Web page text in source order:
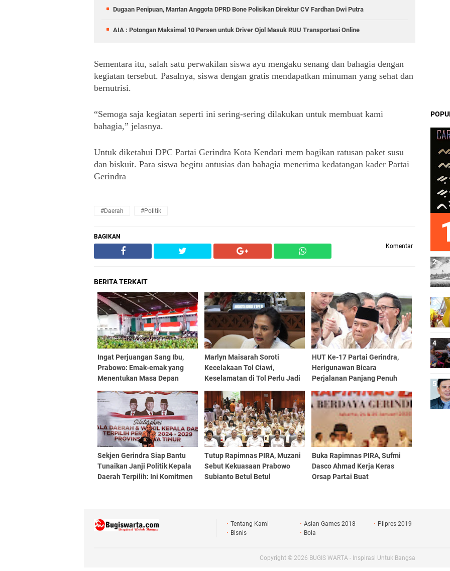
Dugaan Penipuan, Mantan Anggota DPRD Bone Polisikan Direktur CV Fardhan Dwi Putra
AIA : Potongan Maksimal 10 Persen untuk Driver Ojol Masuk RUU Transportasi Online
Sementara itu, salah satu perwakilan siswa ayu mengaku senang dan bahagia dengan
kegiatan tersebut. Pasalnya, siswa dengan gratis mendapatkan minuman yang sehat dan
bernutrisi.
“Semoga saja kegiatan seperti ini sering-sering dilakukan untuk membuat kami
bahagia,” jelasnya.
Untuk diketahui DPC Partai Gerindra Kota Kendari mem bagikan ratusan paket susu
dan biskuit. Para siswa begitu antusias dan bahagia menerima kedatangan kader Partai
Gerindra
#Daerah #Politik
BAGIKAN
Komentar
BERITA TERKAIT
Ingat Perjuangan Sang Ibu,
Prabowo: Emak-emak yang
Menentukan Masa Depan
Marlyn Maisarah Soroti
Kecelakaan Tol Ciawi,
Keselamatan di Tol Perlu Jadi
HUT Ke-17 Partai Gerindra,
Herigunawan Bicara
Perjalanan Panjang Penuh
Dedikasi Tanpa Henti
Sekjen Gerindra Siap Bantu
Tunaikan Janji Politik Kepala
Daerah Terpilih: Ini Komitmen
Tutup Rapimnas PIRA, Muzani
Sebut Kekuasaan Prabowo
Subianto Betul Betul
Buka Rapimnas PIRA, Sufmi
Dasco Ahmad Kerja Keras
Orsap Partai Buat
Tentang Kami Asian Games 2018
Pilpres 2019
Bisnis
Bola
Copyright © 2026 BUGIS WARTA - Inspirasi Untuk Bangsa